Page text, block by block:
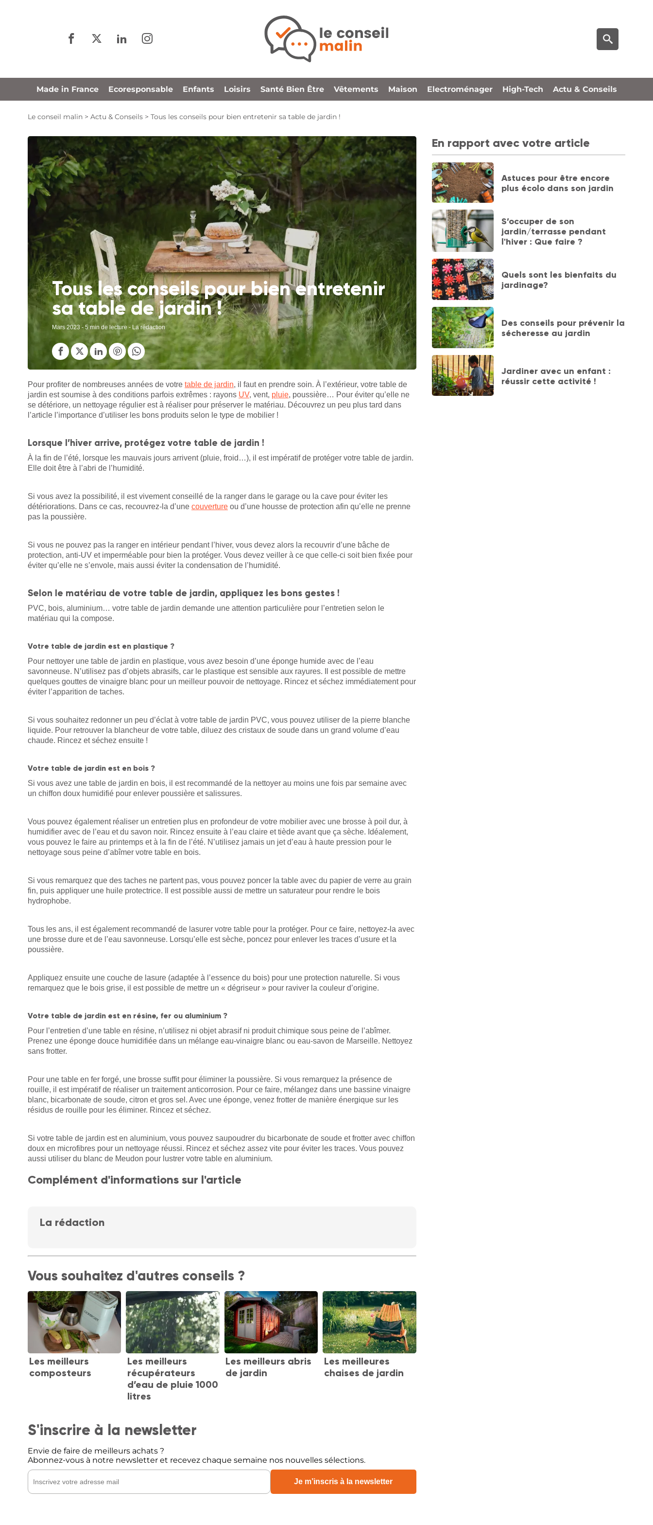
Made in France Ecoresponsable Enfants Loisirs Santé Bien Être Vêtements Maison Electroménager High-Tech Actu & Conseils
Le conseil malin > Actu & Conseils > Tous les conseils pour bien entretenir sa table de jardin !
Tous les conseils pour bien entretenir
sa table de jardin !
Mars 2023 - 5 min de lecture - La rédaction
Pour profiter de nombreuses années de votre table de jardin, il faut en prendre soin. À l’extérieur, votre table de
jardin est soumise à des conditions parfois extrêmes : rayons UV, vent, pluie, poussière… Pour éviter qu’elle ne
se détériore, un nettoyage régulier est à réaliser pour préserver le matériau. Découvrez un peu plus tard dans
l’article l’importance d’utiliser les bons produits selon le type de mobilier !
Lorsque l’hiver arrive, protégez votre table de jardin !
À la fin de l’été, lorsque les mauvais jours arrivent (pluie, froid…), il est impératif de protéger votre table de jardin.
Elle doit être à l’abri de l’humidité.
Si vous avez la possibilité, il est vivement conseillé de la ranger dans le garage ou la cave pour éviter les
détériorations. Dans ce cas, recouvrez-la d’une couverture ou d’une housse de protection afin qu’elle ne prenne
pas la poussière.
Si vous ne pouvez pas la ranger en intérieur pendant l’hiver, vous devez alors la recouvrir d’une bâche de
protection, anti-UV et imperméable pour bien la protéger. Vous devez veiller à ce que celle-ci soit bien fixée pour
éviter qu’elle ne s’envole, mais aussi éviter la condensation de l’humidité.
Selon le matériau de votre table de jardin, appliquez les bons gestes !
PVC, bois, aluminium… votre table de jardin demande une attention particulière pour l’entretien selon le
matériau qui la compose.
Votre table de jardin est en plastique ?
Pour nettoyer une table de jardin en plastique, vous avez besoin d’une éponge humide avec de l’eau
savonneuse. N’utilisez pas d’objets abrasifs, car le plastique est sensible aux rayures. Il est possible de mettre
quelques gouttes de vinaigre blanc pour un meilleur pouvoir de nettoyage. Rincez et séchez immédiatement pour
éviter l’apparition de taches.
Si vous souhaitez redonner un peu d’éclat à votre table de jardin PVC, vous pouvez utiliser de la pierre blanche
liquide. Pour retrouver la blancheur de votre table, diluez des cristaux de soude dans un grand volume d’eau
chaude. Rincez et séchez ensuite !
Votre table de jardin est en bois ?
Si vous avez une table de jardin en bois, il est recommandé de la nettoyer au moins une fois par semaine avec
un chiffon doux humidifié pour enlever poussière et salissures.
Vous pouvez également réaliser un entretien plus en profondeur de votre mobilier avec une brosse à poil dur, à
humidifier avec de l’eau et du savon noir. Rincez ensuite à l’eau claire et tiède avant que ça sèche. Idéalement,
vous pouvez le faire au printemps et à la fin de l’été. N’utilisez jamais un jet d’eau à haute pression pour le
nettoyage sous peine d’abîmer votre table en bois.
Si vous remarquez que des taches ne partent pas, vous pouvez poncer la table avec du papier de verre au grain
fin, puis appliquer une huile protectrice. Il est possible aussi de mettre un saturateur pour rendre le bois
hydrophobe.
Tous les ans, il est également recommandé de lasurer votre table pour la protéger. Pour ce faire, nettoyez-la avec
une brosse dure et de l’eau savonneuse. Lorsqu’elle est sèche, poncez pour enlever les traces d’usure et la
poussière.
Appliquez ensuite une couche de lasure (adaptée à l’essence du bois) pour une protection naturelle. Si vous
remarquez que le bois grise, il est possible de mettre un « dégriseur » pour raviver la couleur d’origine.
Votre table de jardin est en résine, fer ou aluminium ?
Pour l’entretien d’une table en résine, n’utilisez ni objet abrasif ni produit chimique sous peine de l’abîmer.
Prenez une éponge douce humidifiée dans un mélange eau-vinaigre blanc ou eau-savon de Marseille. Nettoyez
sans frotter.
Pour une table en fer forgé, une brosse suffit pour éliminer la poussière. Si vous remarquez la présence de
rouille, il est impératif de réaliser un traitement anticorrosion. Pour ce faire, mélangez dans une bassine vinaigre
blanc, bicarbonate de soude, citron et gros sel. Avec une éponge, venez frotter de manière énergique sur les
résidus de rouille pour les éliminer. Rincez et séchez.
Si votre table de jardin est en aluminium, vous pouvez saupoudrer du bicarbonate de soude et frotter avec chiffon
doux en microfibres pour un nettoyage réussi. Rincez et séchez assez vite pour éviter les traces. Vous pouvez
aussi utiliser du blanc de Meudon pour lustrer votre table en aluminium.
Complément d'informations sur l'article
La rédaction
Vous souhaitez d'autres conseils ?
Les meilleurs
composteurs
Les meilleurs
récupérateurs
d’eau de pluie 1000
litres
Les meilleurs abris
de jardin
Les meilleures
chaises de jardin
S'inscrire à la newsletter
Envie de faire de meilleurs achats ?
Abonnez-vous à notre newsletter et recevez chaque semaine nos nouvelles sélections.
En rapport avec votre article
Astuces pour être encore
plus écolo dans son jardin
S’occuper de son
jardin/terrasse pendant
l'hiver : Que faire ?
Quels sont les bienfaits du
jardinage?
Des conseils pour prévenir la
sécheresse au jardin
Jardiner avec un enfant :
réussir cette activité !